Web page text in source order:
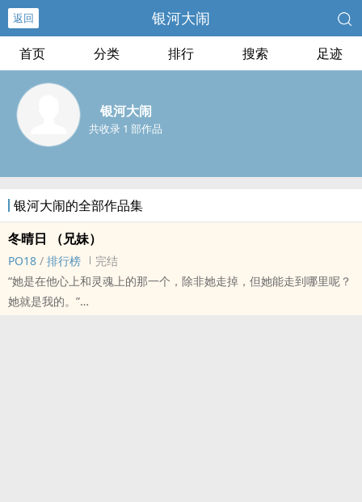
返回 银河大闹
首页 分类 排行 搜索 足迹
银河大闹
共收录 1 部作品
银河大闹的全部作品集
冬晴日 （‎‌‍兄‌‎妹‍）
‎‍‌P‌‍O‎‍1‎‌‍8‎‎ / 排行榜
完结
“她是在他心上和灵魂上的那一个，除非她走掉，但她能走到哪里呢？
她就是我的。”